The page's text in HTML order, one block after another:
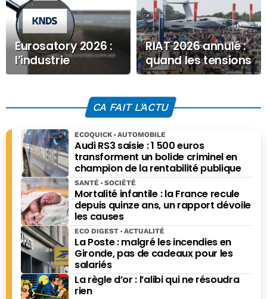
Eurosatory 2026 :
l’industrie
terrestre
dans une phase
RIAT 2026 annulé :
quand les tensions
géopolitiques
l’économie
aéronautique
CA FAIT L'ACTU
Audi RS3 saisie : 1 500 euros
transforment un bolide criminel en
champion de la rentabilité publique
ECOQUICK AUTOMOBILE
Mortalité infantile : la France recule
depuis quinze ans, un rapport dévoile
les causes
SANTÉ SOCIÉTÉ
La Poste : malgré les incendies en
Gironde, pas de cadeaux pour les
salariés
ECO DIGEST ACTUALITÉ
La règle d’or : l’alibi qui ne résoudra
rien